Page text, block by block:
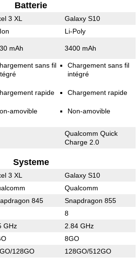
Batterie
3 XL Galaxy S10
Li-Poly
mAh 3400 mAh
sans fil
rapide
amovible
Chargement sans fil
intégré
Chargement rapide
Non-amovible
Qualcomm Quick
Charge 2.0
Systeme
3 XL Galaxy S10
Qualcomm
845 Snapdragon 855
8
GHz 2.84 GHz
8GO
128GO 128GO/512GO